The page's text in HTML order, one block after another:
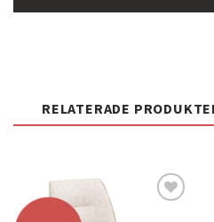
RELATERADE